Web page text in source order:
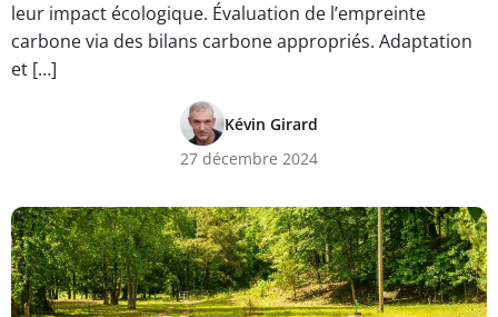
leur impact écologique. Évaluation de l’empreinte
carbone via des bilans carbone appropriés. Adaptation
et […]
Kévin Girard
27 décembre 2024